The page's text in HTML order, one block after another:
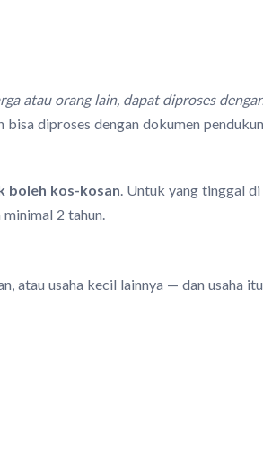
atau orang lain, dapat diproses
diproses dengan dokumen
boleh kos-kosan. Untuk yang tinggal
2 tahun.
atau usaha kecil lainnya — dan usaha